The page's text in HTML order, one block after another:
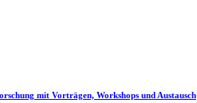
mit Vorträgen, Workshops und Austausch